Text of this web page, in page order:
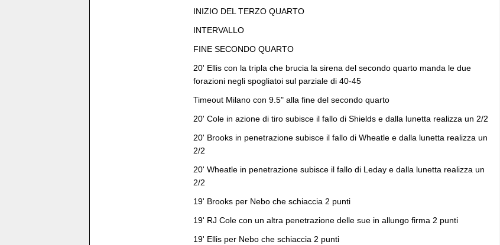
INIZIO DEL TERZO QUARTO
INTERVALLO
FINE SECONDO QUARTO
20' Ellis con la tripla che brucia la sirena del secondo quarto manda le due
forazioni negli spogliatoi sul parziale di 40-45
Timeout Milano con 9.5" alla fine del secondo quarto
20' Cole in azione di tiro subisce il fallo di Shields e dalla lunetta realizza un 2/2
20' Brooks in penetrazione subisce il fallo di Wheatle e dalla lunetta realizza un
2/2
20' Wheatle in penetrazione subisce il fallo di Leday e dalla lunetta realizza un
2/2
19' Brooks per Nebo che schiaccia 2 punti
19' RJ Cole con un altra penetrazione delle sue in allungo firma 2 punti
19' Ellis per Nebo che schiaccia 2 punti